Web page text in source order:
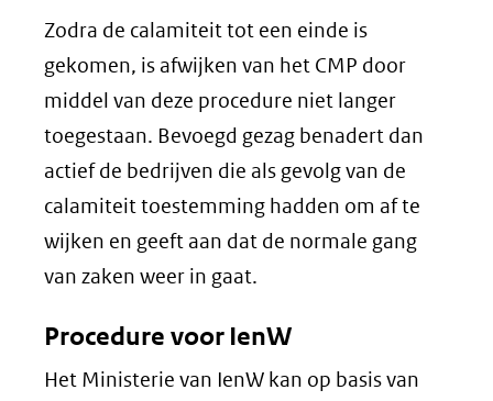
Zodra de calamiteit tot een einde is
gekomen, is afwijken van het CMP door
middel van deze procedure niet langer
toegestaan. Bevoegd gezag benadert dan
actief de bedrijven die als gevolg van de
calamiteit toestemming hadden om af te
wijken en geeft aan dat de normale gang
van zaken weer in gaat.
Procedure voor IenW
Het Ministerie van IenW kan op basis van